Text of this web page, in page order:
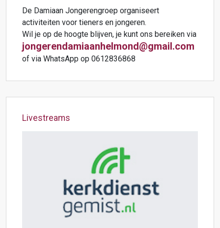
De Damiaan Jongerengroep organiseert
activiteiten voor tieners en jongeren.
Wil je op de hoogte blijven, je kunt ons bereiken via
jongerendamiaanhelmond@gmail.com
of via WhatsApp op 0612836868
Livestreams